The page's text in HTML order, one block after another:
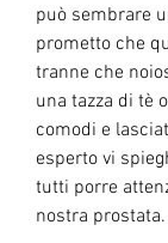
può sembrare
prometto che
tranne che
una tazza di tè
comodi e
esperto vi
tutti porre
nostra